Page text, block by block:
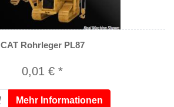
CAT Rohrleger PL87
0,01 € *
Mehr Informationen